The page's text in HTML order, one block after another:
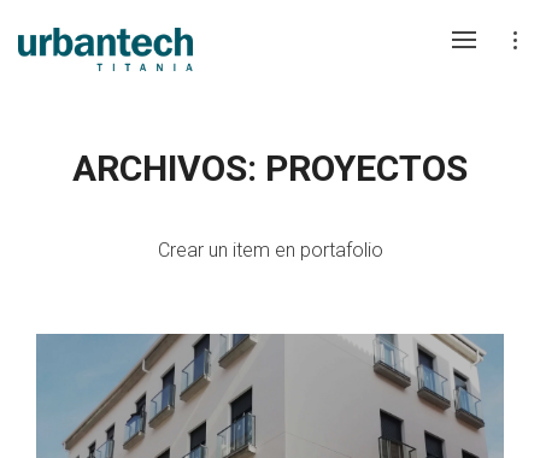
ARCHIVOS: PROYECTOS
Crear un item en portafolio